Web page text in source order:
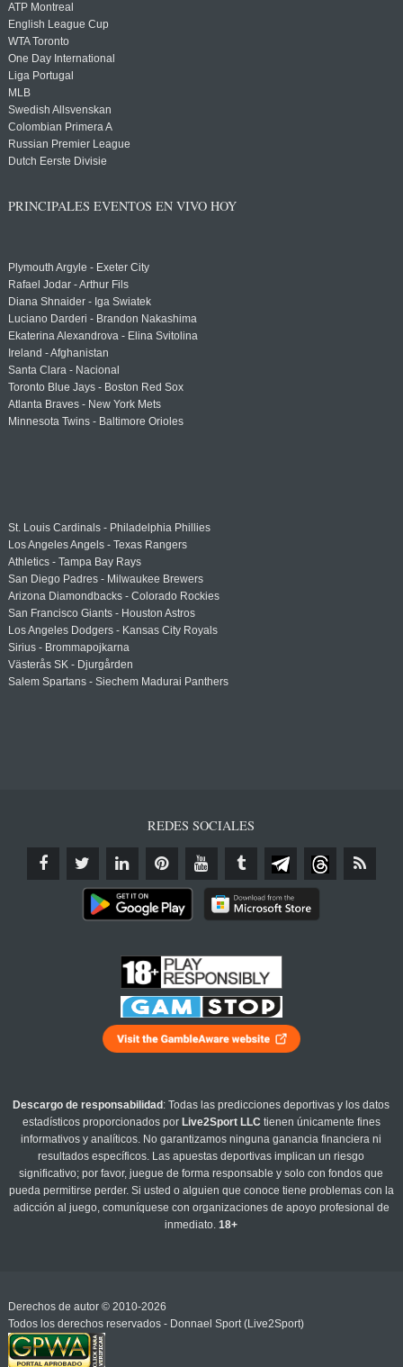
ATP Montreal
English League Cup
WTA Toronto
One Day International
Liga Portugal
MLB
Swedish Allsvenskan
Colombian Primera A
Russian Premier League
Dutch Eerste Divisie
PRINCIPALES EVENTOS EN VIVO HOY
Plymouth Argyle - Exeter City
Rafael Jodar - Arthur Fils
Diana Shnaider - Iga Swiatek
Luciano Darderi - Brandon Nakashima
Ekaterina Alexandrova - Elina Svitolina
Ireland - Afghanistan
Santa Clara - Nacional
Toronto Blue Jays - Boston Red Sox
Atlanta Braves - New York Mets
Minnesota Twins - Baltimore Orioles
St. Louis Cardinals - Philadelphia Phillies
Los Angeles Angels - Texas Rangers
Athletics - Tampa Bay Rays
San Diego Padres - Milwaukee Brewers
Arizona Diamondbacks - Colorado Rockies
San Francisco Giants - Houston Astros
Los Angeles Dodgers - Kansas City Royals
Sirius - Brommapojkarna
Västerås SK - Djurgården
Salem Spartans - Siechem Madurai Panthers
REDES SOCIALES
Descargo de responsabilidad : Todas las predicciones deportivas y los datos
estadísticos proporcionados por Live2Sport LLC tienen únicamente fines
informativos y analíticos. No garantizamos ninguna ganancia financiera ni
resultados específicos. Las apuestas deportivas implican un riesgo
significativo; por favor, juegue de forma responsable y solo con fondos que
pueda permitirse perder. Si usted o alguien que conoce tiene problemas con la
adicción al juego, comuníquese con organizaciones de apoyo profesional de
inmediato.18+
Derechos de autor © 2010-2026
Todos los derechos reservados - Donnael Sport (Live2Sport)